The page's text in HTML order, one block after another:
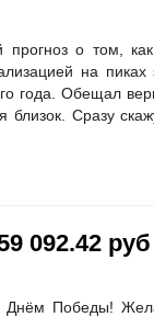
о том, как
на пиках
года. Обещал
близок. Сразу
092.42 руб
Днём Победы!